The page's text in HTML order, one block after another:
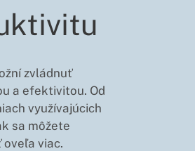
zvládnuť
a efektivitou. Od
využívajúcich
sa môžete
viac.